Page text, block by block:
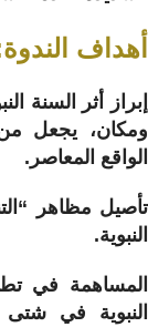
أهداف
إبراز أثر السنة
ومكان، يجعل من
الواقع المعاصر.
تأصيل مظاهر
النبوية.
المساهمة في
النبوية في شتى